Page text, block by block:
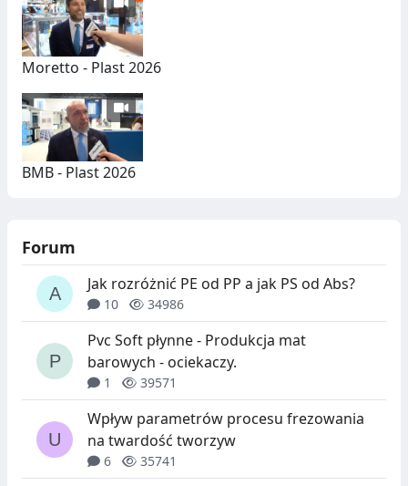
Moretto - Plast 2026
BMB - Plast 2026
Forum
Jak rozróżnić PE od PP a jak PS od Abs?
10 34986
Pvc Soft płynne - Produkcja mat
barowych - ociekaczy.
1 39571
Wpływ parametrów procesu frezowania
na twardość tworzyw
6 35741